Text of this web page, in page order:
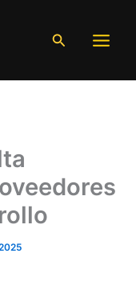
Buscar